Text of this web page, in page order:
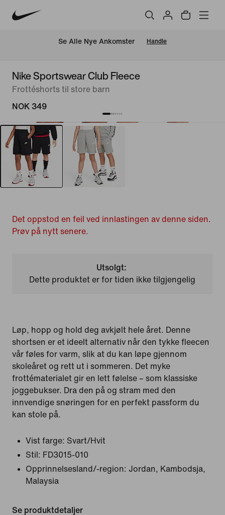
Se Alle Nye Ankomster Handle
Nike Sportswear Club Fleece
Frottéshorts til store barn
NOK 349
Det oppstod en feil ved innlastingen av denne siden.
Prøv på nytt senere.
Utsolgt:
Dette produktet er for tiden ikke tilgjengelig
Løp, hopp og hold deg avkjølt hele året. Denne
shortsen er et ideelt alternativ når den tykke fleecen
vår føles for varm, slik at du kan løpe gjennom
skoleåret og rett ut i sommeren. Det myke
frottématerialet gir en lett følelse – som klassiske
joggebukser. Dra den på og stram med den
innvendige snøringen for en perfekt passform du
kan stole på.
Vist farge: Svart/Hvit
Stil: FD3015-010
Opprinnelsesland/-region: Jordan, Kambodsja,
Malaysia
Se produktdetaljer